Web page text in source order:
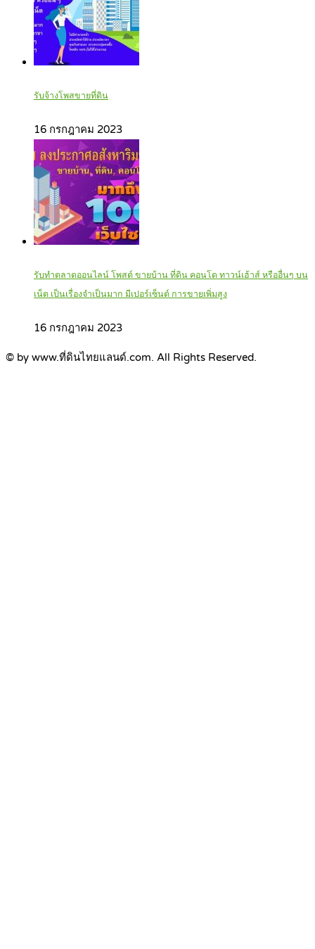
รับจ้างโพสขายที่ดิน
16 กรกฎาคม 2023
รับทำตลาดออนไลน์ โพสต์ ขายบ้าน ที่ดิน คอนโด ทาวน์เฮ้าส์ หรืออื่นๆ บน
เน็ต เป็นเรื่องจำเป็นมาก มีเปอร์เซ็นต์ การขายเพิ่มสูง
16 กรกฎาคม 2023
© by www.ที่ดินไทยแลนด์.com. All Rights Reserved.